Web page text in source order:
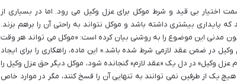
اختیار بی قید و شرط موکل برای عزل وکیل می رود. اما در بسیاری از
که پایداری بیشتری داشته باشد و موکل نتواند به راحتی آن را برهم بزند.
می شود. ماده ۶۷۹ قانون مدنی این موضوع را به روشنی بیان کرده است: «موکل می تواند هر وقت
در ضمن عقد لازمی شرط شده باشد.» این ماده، راهکاری را برای ایجاد
عزل وکیل» در دل یک «عقد لازم» گنجانده شود، موکل دیگر حق عزل وکیل را
یک از طرفین نمی توانند به تنهایی آن را فسخ کنند، مگر در موارد خاص